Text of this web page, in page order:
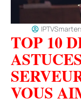
TOP 10
VOUS